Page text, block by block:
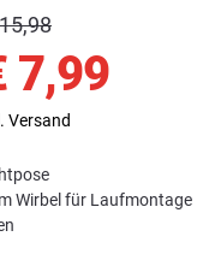
7,99
Versand
Wirbel für Laufmontage